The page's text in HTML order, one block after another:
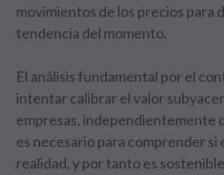
movimientos de los precios para
tendencia del momento.
El análisis fundamental por el
intentar calibrar el valor
empresas, independientemente
es necesario para comprender si
realidad, y por tanto es